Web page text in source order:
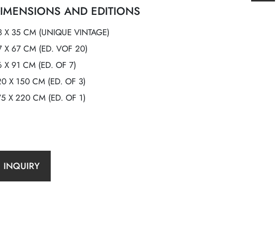
AND EDITIONS
X 35 CM (UNIQUE VINTAGE)
X 67 CM (ED. VOF 20)
X 91 CM (ED. OF 7)
X 150 CM (ED. OF 3)
X 220 CM (ED. OF 1)
INQUIRY